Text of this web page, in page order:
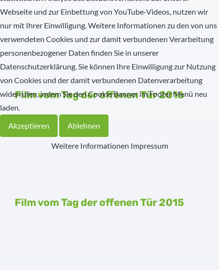
Film vom Tag der offenen Tür 2016
Film vom Tag der offenen Tür 2015
Webseite und zur Einbettung von YouTube-Videos, nutzen wir
nur mit Ihrer Einwilligung. Weitere Informationen zu den von uns
verwendeten Cookies und zur damit verbundenen Verarbeitung
personenbezogener Daten finden Sie in unserer
Datenschutzerklärung. Sie können Ihre Einwilligung zur Nutzung
von Cookies und der damit verbundenen Datenverarbeitung
widerrufen, indem Sie den Cookie Banner im Footer Menü neu
laden.
Akzeptieren
Ablehnen
Weitere Informationen Impressum